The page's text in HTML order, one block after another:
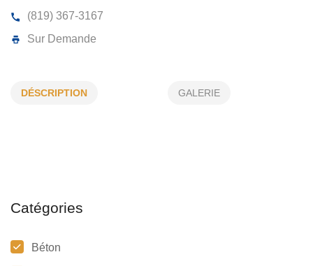
1215, Principale, Ste-Anne-du-Sault, (Qc)
DÉSCRIPTION GALERIE
Catégories
Béton